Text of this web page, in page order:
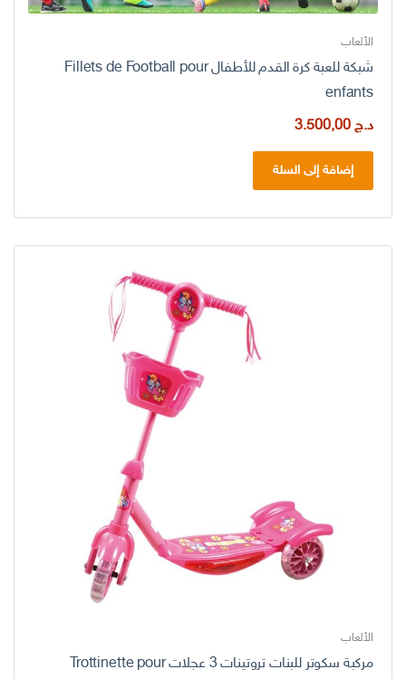
الألعاب
شبكة للعبة كرة القدم للأطفال Fillets de Football pour
enfants
د.ج
إضافة إلى السلة
الألعاب
مركبة سكوتر للبنات تروتينات 3 عجلات Trottinette pour